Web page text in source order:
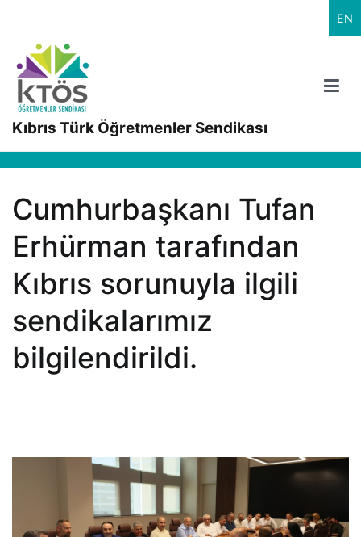
EN
Kıbrıs Türk Öğretmenler Sendikası
Cumhurbaşkanı Tufan
Erhürman tarafından
Kıbrıs sorunuyla ilgili
sendikalarımız
bilgilendirildi.